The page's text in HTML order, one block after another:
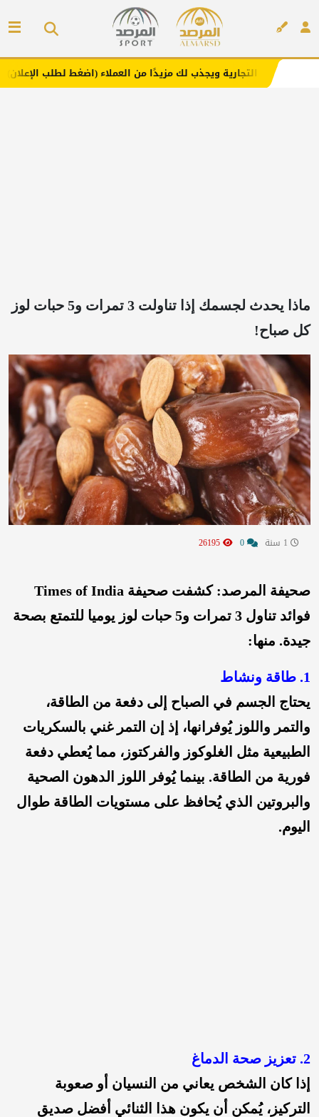
ويجذب لك مزيدًا من العملاء (اضغط لطلب الإعلان)
ماذا يحدث لجسمك إذا تناولت 3 تمرات و5 حبات لوز
كل صباح!
صحيفة المرصد: كشفت صحيفة Times of India
فوائد تناول 3 تمرات و5 حبات لوز يوميا للتمتع بصحة
جيدة. منها:
1. طاقة ونشاط
يحتاج الجسم في الصباح إلى دفعة من الطاقة،
والتمر واللوز يُوفرانها، إذ إن التمر غني بالسكريات
الطبيعية مثل الغلوكوز والفركتوز، مما يُعطي دفعة
فورية من الطاقة. بينما يُوفر اللوز الدهون الصحية
والبروتين الذي يُحافظ على مستويات الطاقة طوال
اليوم.
2. تعزيز صحة الدماغ
إذا كان الشخص يعاني من النسيان أو صعوبة
التركيز، يُمكن أن يكون هذا الثنائي أفضل صديق